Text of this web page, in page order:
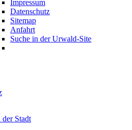
Impressum
Datenschutz
Sitemap
Anfahrt
Suche in der Urwald-Site
Stadt